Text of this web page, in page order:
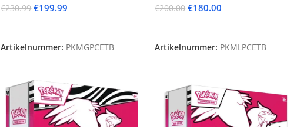
€230.99 €199.99
Artikelnummer: PKMGPCETB
€200.00 €180.00
Artikelnummer: PKMLPCETB